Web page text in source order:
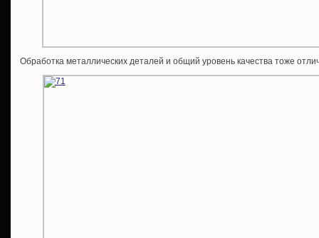
Обработка металлических деталей и общий уровень качества тоже